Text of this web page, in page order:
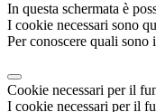
In questa schermata è
I cookie necessari sono
Per conoscere quali sono
Cookie necessari per il
I cookie necessari per il